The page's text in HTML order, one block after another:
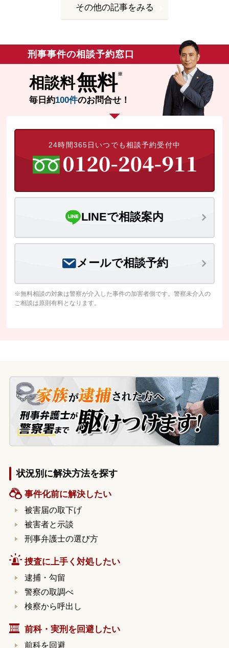
刑事事件について
その他の記事をみる
刑事事件の相談予約窓口
相談料無料
毎日約100件のお問合せ！
24時間365日いつでも相談予約受付中
LINEで相談案内
メールで相談予約
※無料相談の対象は警察が介入した事件の加害者側です。警察未介入の
ご相談は原則有料となります。
状況別に解決方法を探す
事件化前に解決したい
被害届の取下げ
被害者と示談
刑事弁護士の選び方
捜査に上手く対処したい
逮捕・勾留
警察の取調べ
検察から呼出し
前科・実刑を回避したい
前科を回避